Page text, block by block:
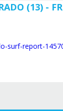
(13) - FR